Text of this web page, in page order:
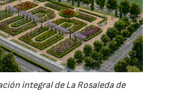
integral de La Rosaleda de